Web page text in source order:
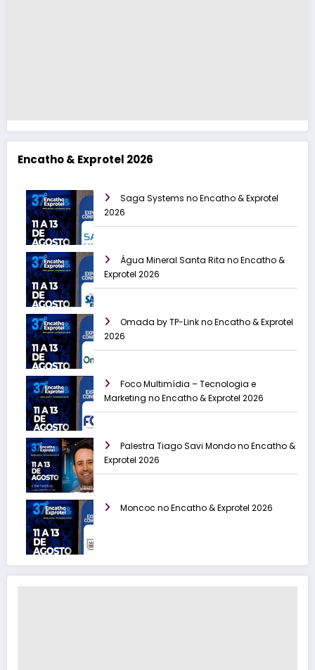
Encatho & Exprotel 2026
Saga Systems no Encatho & Exprotel
2026
Água Mineral Santa Rita no Encatho &
Exprotel 2026
Omada by TP-Link no Encatho & Exprotel
2026
Foco Multimídia – Tecnologia e
Marketing no Encatho & Exprotel 2026
Palestra Tiago Savi Mondo no Encatho &
Exprotel 2026
Moncoc no Encatho & Exprotel 2026